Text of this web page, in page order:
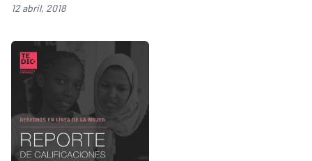
12 abril, 2018